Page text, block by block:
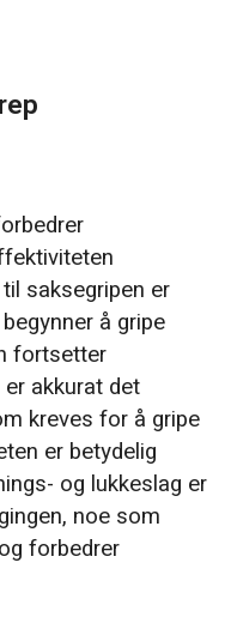
saksegripen er
å gripe
fortsetter
akkurat det
kreves for å gripe
er betydelig
og lukkeslag er
noe som
forbedrer